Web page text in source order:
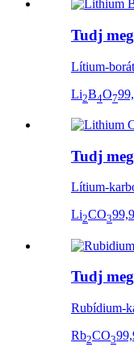
Tudj
Lítium-borát
Li2B4O7
Tudj
Lítium-
Li2CO3
Tudj
Rubídium-
Rb2CO3